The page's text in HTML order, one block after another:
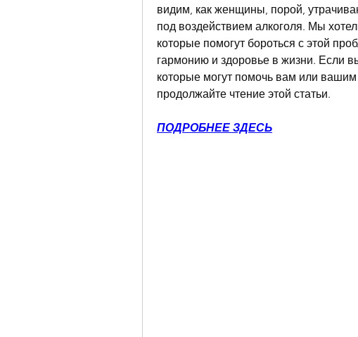
видим, как женщины, порой,
под воздействием алкоголя. Мы
которые помогут бороться с этой
гармонию и здоровье в жизни. Если
которые могут помочь вам или вашим
продолжайте чтение этой статьи.
ПОДРОБНЕЕ ЗДЕСЬ